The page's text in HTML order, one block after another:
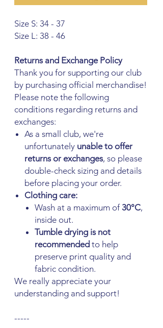
Size S: 34 - 37
Size L: 38 - 46
Returns and Exchange Policy
Thank you for supporting our club
by purchasing official merchandise!
Please note the following
conditions regarding returns and
exchanges:
As a small club, we're
unfortunately unable to offer
returns or exchanges, so please
double-check sizing and details
before placing your order.
Clothing care:
Wash at a maximum of 30°C,
inside out.
Tumble drying is not
recommended to help
preserve print quality and
fabric condition.
We really appreciate your
understanding and support!
-----